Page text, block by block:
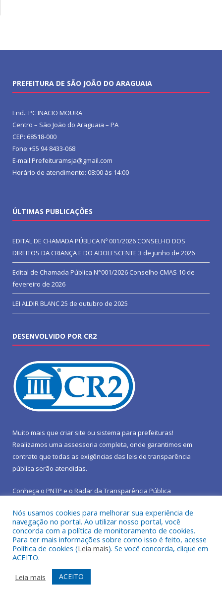
PREFEITURA DE SÃO JOÃO DO ARAGUAIA
End.: PC INACIO MOURA
Centro – São João do Araguaia – PA
CEP: 68518-000
Fone:+55 94 8433-068
E-mail:Prefeituramsja@gmail.com
Horário de atendimento: 08:00 às 14:00
ÚLTIMAS PUBLICAÇÕES
EDITAL DE CHAMADA PÚBLICA Nº 001/2026 CONSELHO DOS
DIREITOS DA CRIANÇA E DO ADOLESCENTE 3 de junho de 2026
Edital de Chamada Pública N°001/2026 Conselho CMAS 10 de
fevereiro de 2026
LEI ALDIR BLANC25 de outubro de 2025
DESENVOLVIDO POR CR2
Muito mais que criar site ou sistema para prefeituras!
Realizamos uma assessoria completa, onde garantimos em
contrato que todas as exigências das leis de transparência
pública serão atendidas.
Conheça o PNTP e o Radar da Transparência Pública
Todos os direitos reservados a Prefeitura Municipal de São João
do Araguaia.
Mapa do Site
Acessar Área Administrativa
Acessar Webmail
Nós usamos cookies para melhorar sua experiência de
navegação no portal. Ao utilizar nosso portal, você
concorda com a política de monitoramento de cookies.
Para ter mais informações sobre como isso é feito, acesse
Política de cookies (Leia mais). Se você concorda, clique em
ACEITO.
Leia mais
ACEITO